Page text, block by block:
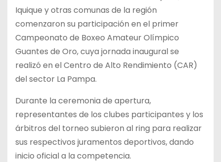
Iquique y otras comunas de la región
comenzaron su participación en el primer
Campeonato de Boxeo Amateur Olímpico
Guantes de Oro, cuya jornada inaugural se
realizó en el Centro de Alto Rendimiento (CAR)
del sector La Pampa.
Durante la ceremonia de apertura,
representantes de los clubes participantes y los
árbitros del torneo subieron al ring para realizar
sus respectivos juramentos deportivos, dando
inicio oficial a la competencia.